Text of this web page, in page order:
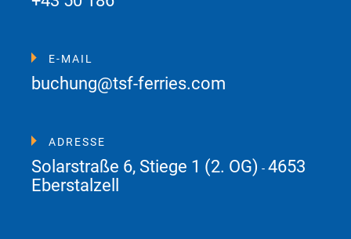
E-MAIL
buchung@tsf-ferries.com
ADRESSE
Solarstraße 6, Stiege 1 (2. OG) - 4653
Eberstalzell